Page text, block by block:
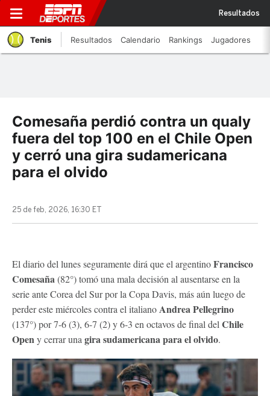
Resultados
Tenis Resultados Calendario Rankings Jugadores
Comesaña perdió contra un qualy
fuera del top 100 en el Chile Open
y cerró una gira sudamericana
para el olvido
25 de feb, 2026, 16:30 ET
El diario del lunes seguramente dirá que el argentinoFrancisco
Comesaña(82°) tomó una mala decisión al ausentarse en la
serie ante Corea del Sur por la Copa Davis, más aún luego de
perder este miércoles contra el italianoAndrea Pellegrino
(137°) por 7-6 (3), 6-7 (2) y 6-3 en octavos de final del Chile
Openy cerrar una gira sudamericana para el olvido.